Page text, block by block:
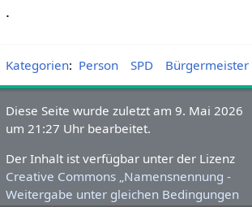
.
Kategorien: Person SPD Bürgermeister
Diese Seite wurde zuletzt am 9. Mai 2026
um 21:27 Uhr bearbeitet.
Der Inhalt ist verfügbar unter der Lizenz
Creative Commons „Namensnennung -
Weitergabe unter gleichen Bedingungen